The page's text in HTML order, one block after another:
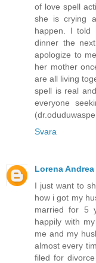
of love spell
she is crying
happen. I told
dinner the
apologize to
her mother
are all living
spell is real
everyone
Svara
Lorena Andrea
I just want to
how i got my
married for 5
happily with
me and my
almost every
filed for